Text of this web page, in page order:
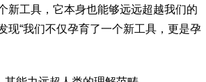
新工具，它本身也能够远远超越我们的
现“我们不仅孕育了一个新工具，更是孕